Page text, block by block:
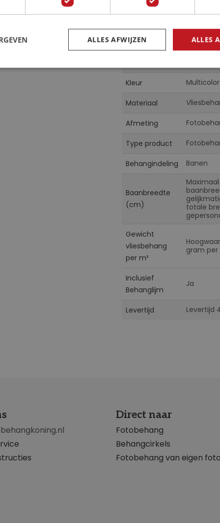
en zorgt
Meer
informatie
EAN
Kleur Multicolor
Materiaal
Afmeting
Type product
Behangindeling Banen
Baanbreedte
(cm)
totale
Gewicht
vliesbehang
per m²
gram per
Inclusief
Behanglijm
Ja
Levertijd Levertijd
Direct naar
Fotobehang
Behangcirkels
Fotobehang van eigen foto
ALLES
ALLES AFWIJZEN